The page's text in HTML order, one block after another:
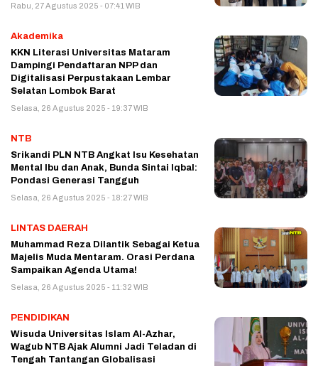
Rabu, 27 Agustus 2025 - 07:41 WIB
Akademika
KKN Literasi Universitas Mataram
Dampingi Pendaftaran NPP dan
Digitalisasi Perpustakaan Lembar
Selatan Lombok Barat
Selasa, 26 Agustus 2025 - 19:37 WIB
NTB
Srikandi PLN NTB Angkat Isu Kesehatan
Mental Ibu dan Anak, Bunda Sintai Iqbal:
Pondasi Generasi Tangguh
Selasa, 26 Agustus 2025 - 18:27 WIB
LINTAS DAERAH
Muhammad Reza Dilantik Sebagai Ketua
Majelis Muda Mentaram. Orasi Perdana
Sampaikan Agenda Utama!
Selasa, 26 Agustus 2025 - 11:32 WIB
PENDIDIKAN
Wisuda Universitas Islam Al-Azhar,
Wagub NTB Ajak Alumni Jadi Teladan di
Tengah Tantangan Globalisasi